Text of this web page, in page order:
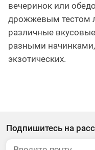
вечеринок или
дрожжевым тестом
различные
разными
экзотических.
Подпишитесь на